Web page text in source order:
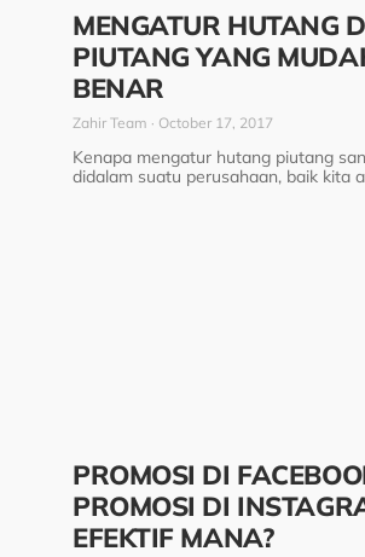
MENGATUR HUTANG
PIUTANG YANG
BENAR
Zahir Team October 17, 2017
Kenapa mengatur hutang piutang
didalam suatu perusahaan, baik kita
PROMOSI DI
PROMOSI DI
EFEKTIF MANA?